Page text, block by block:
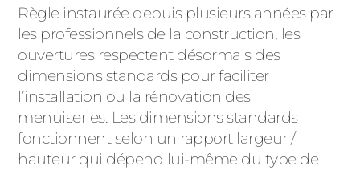
Règle instaurée depuis plusieurs années par
les professionnels de la construction, les
ouvertures respectent désormais des
dimensions standards pour faciliter
l’installation ou la rénovation des
menuiseries. Les dimensions standards
fonctionnent selon un rapport largeur /
hauteur qui dépend lui-même du type de